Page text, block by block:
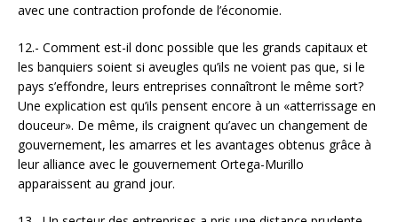
avec une contraction profonde de l’économie.
12.- Comment est-il donc possible que les grands capitaux et
les banquiers soient si aveugles qu’ils ne voient pas que, si le
pays s’effondre, leurs entreprises connaîtront le même sort?
Une explication est qu’ils pensent encore à un «atterrissage en
douceur». De même, ils craignent qu’avec un changement de
gouvernement, les amarres et les avantages obtenus grâce à
leur alliance avec le gouvernement Ortega-Murillo
apparaissent au grand jour.